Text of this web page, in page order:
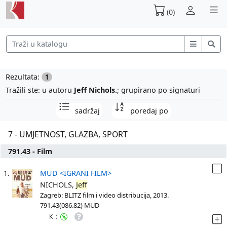
(0)
Rezultata: 1
Tražili ste: u autoru Jeff Nichols.; grupirano po signaturi
sadržaj poredaj po
7 - UMJETNOST, GLAZBA, SPORT
791.43 - Film
1.
MUD <IGRANI FILM>
NICHOLS, Jeff
Zagreb: BLITZ film i video distribucija, 2013.
791.43(086.82) MUD
K :